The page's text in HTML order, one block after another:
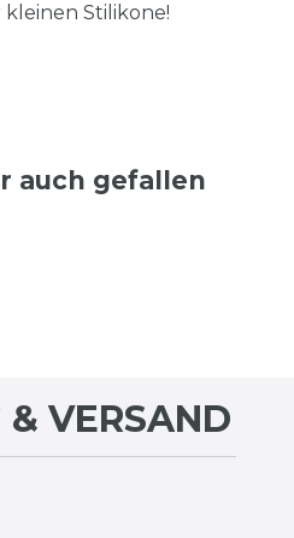
Stilikone!
auch gefallen
VERSAND